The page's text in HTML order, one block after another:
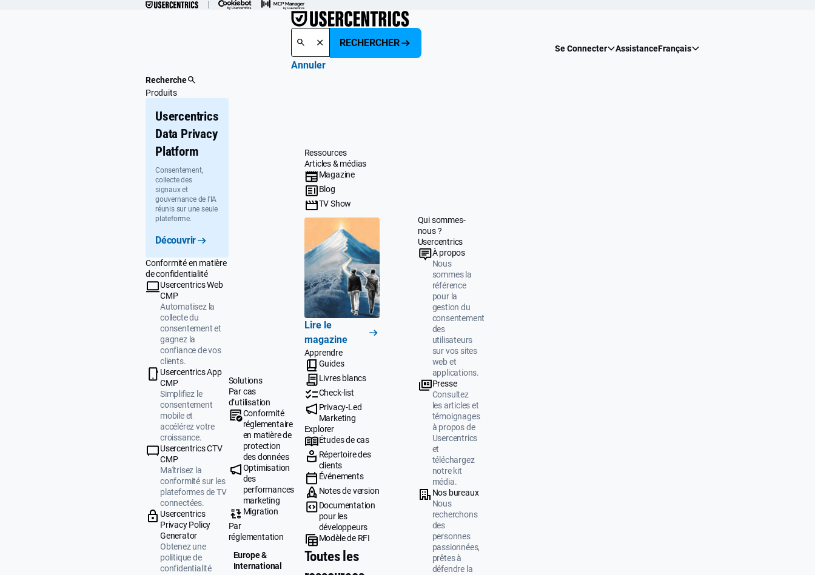
RECHERCHER
Annuler
Recherche
Se Connecter AssistanceFrançais
Produits
Usercentrics
Data Privacy
Platform
Consentement,
collecte des
signaux et
gouvernance de l'IA
réunis sur une seule
plateforme.
Découvrir
Conformité en matière
de confidentialité
Usercentrics Web
CMP
Automatisez la
collecte du
consentement et
gagnez la
confiance de vos
clients.
Usercentrics App
CMP
Simplifiez le
consentement
mobile et
accélérez votre
croissance.
Usercentrics CTV
CMP
Maîtrisez la
conformité sur les
plateformes de TV
connectées.
Usercentrics
Privacy Policy
Generator
Obtenez une
politique de
confidentialité
Solutions
Par cas
d’utilisation
Conformité
réglementaire
en matière de
protection
des données
Optimisation
des
performances
marketing
Migration
Par
réglementation
Europe &
International
Ressources
Articles & médias
Magazine
Blog
TV Show
Lire le
magazine
Apprendre
Guides
Livres blancs
Check-list
Privacy-Led
Marketing
Explorer
Études de cas
Répertoire des
clients
Événements
Notes de version
Documentation
pour les
développeurs
Modèle de RFI
Toutes les
Qui sommes-
nous ?
Usercentrics
À propos
Nous
sommes la
référence
pour la
gestion du
consentement
des
utilisateurs
sur vos sites
web et
applications.
Presse
Consultez
les articles et
témoignages
à propos de
Usercentrics
et
téléchargez
notre kit
média.
Nos bureaux
Nous
recherchons
des
personnes
passionnées,
prêtes à
défendre la